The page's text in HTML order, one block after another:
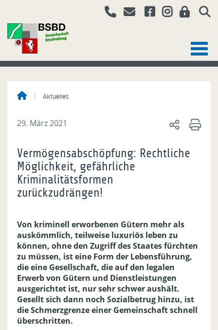
Aktuelles
29. März 2021
Vermögensabschöpfung: Rechtliche
Möglichkeit, gefährliche
Kriminalitätsformen
zurückzudrängen!
Von kriminell erworbenen Gütern mehr als
auskömmlich, teilweise luxuriös leben zu
können, ohne den Zugriff des Staates fürchten
zu müssen, ist eine Form der Lebensführung,
die eine Gesellschaft, die auf den legalen
Erwerb von Gütern und Dienstleistungen
ausgerichtet ist, nur sehr schwer aushält.
Gesellt sich dann noch Sozialbetrug hinzu, ist
die Schmerzgrenze einer Gemeinschaft schnell
überschritten.